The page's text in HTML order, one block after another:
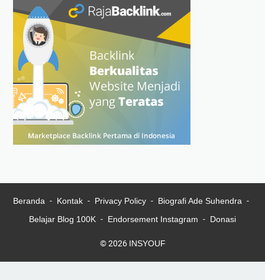
Beranda Kontak Privacy Policy
Biografi Ade Suhendra
Belajar Blog 100K
Endorsement Instagram Donasi
© 2026 INSYOUF